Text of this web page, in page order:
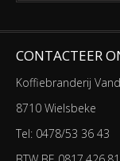
CONTACTEER
Koffiebranderij
8710 Wielsbeke
Tel: 0478/53 36 43